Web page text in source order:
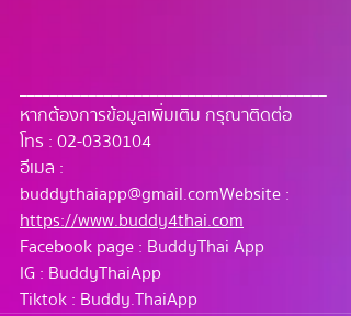
________________________________________
หากต้องการข้อมูลเพิ่มเติม กรุณาติดต่อ
โทร : 02-0330104
อีเมล :
buddythaiapp@gmail.com Website :
https://www.buddy4thai.com
Facebook page : BuddyThai App
IG : BuddyThaiApp
Tiktok : Buddy.ThaiApp